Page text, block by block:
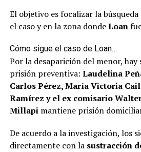
El objetivo es focalizar la
el caso y en la zona dondeLoan
Cómo sigue el caso de Loan…
Por la desaparición del menor,
prisión preventiva: Laudelina
Carlos Pérez, María Victoria
Ramírez y el ex comisario
Millapimantiene prisión
De acuerdo a la investigación, los
directamente con la sustracción